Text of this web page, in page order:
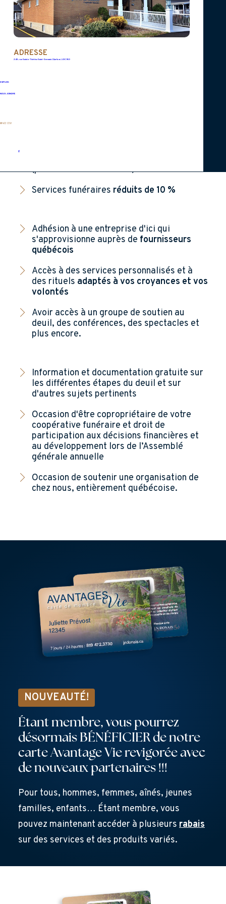
ADRESSE
245, rue Sainte-Thérèse Saint-Germain (Québec) J0C 1K0
EMPLOIS
NOUS JOINDRE
819 472-3730
Voici les principaux avantages
(pour les 14 ans et moins)
Services funéraires réduits de 10 %
Adhésion à une entreprise d'ici qui
s'approvisionne auprès de fournisseurs
québécois
Accès à des services personnalisés et à
des rituels adaptés à vos croyances et vos
volontés
Avoir accès à un groupe de soutien au
deuil, des conférences, des spectacles et
plus encore.
Information et documentation gratuite sur
les différentes étapes du deuil et sur
d'autres sujets pertinents
Occasion d'être copropriétaire de votre
coopérative funéraire et droit de
participation aux décisions financières et
au développement lors de l’Assemblé
générale annuelle
Occasion de soutenir une organisation de
chez nous, entièrement québécoise.
NOUVEAUTÉ!
Étant membre, vous pourrez
désormais BÉNÉFICIER de notre
carte Avantage Vie revigorée avec
de nouveaux partenaires !!!
Pour tous, hommes, femmes, aînés, jeunes
familles, enfants… Étant membre, vous
pouvez maintenant accéder à plusieurs rabais
sur des services et des produits variés.